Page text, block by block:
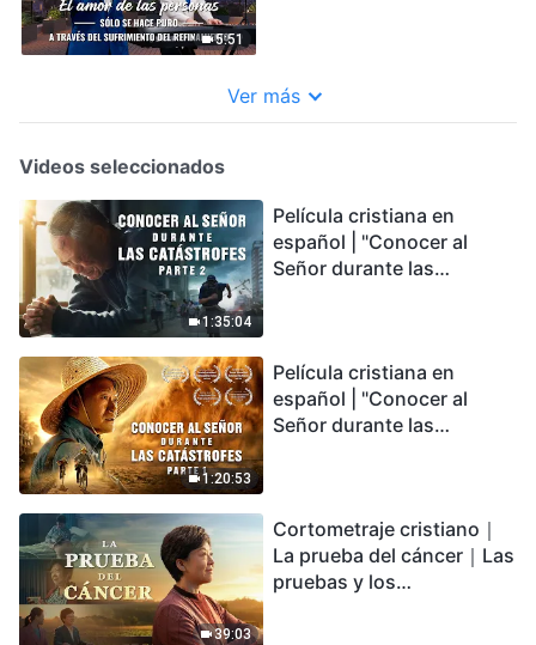
5:51
Ver más
Videos seleccionados
1:35:04
Película cristiana en
español | "Conocer al
Señor durante las
podemos sobrevivir?
1:20:53
Película cristiana en
español | "Conocer al
Señor durante las
encontrarás refugio?
39:03
Cortometraje cristiano｜
La prueba del cáncer｜Las
pruebas y los